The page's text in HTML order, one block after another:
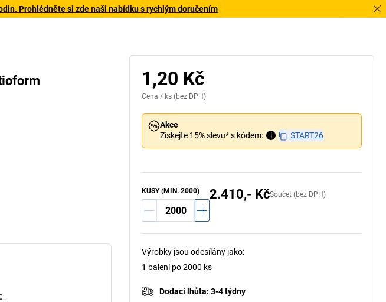
Prohlédněte si zde naši nabídku s rychlým doručením
1,20 Kč
Cena / ks (bez DPH)
Akce
Získejte 15% slevu* s kódem:
i START26
KUSY (MIN. 2000) Součet (bez DPH)
2.410,- Kč
Výrobky jsou odesílány jako:
1 balení po 2000 ks
Dodací lhůta:3-4 týdny